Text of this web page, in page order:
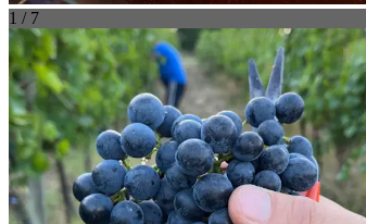
1 / 7